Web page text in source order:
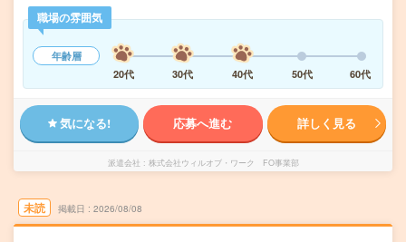
職場の雰囲気
年齢層
20代
30代 40代 50代 60代
気になる! 応募へ進む 詳しく見る
派遣会社 株式会社ウィルオブ・ワーク FO事業部
未読 掲載日 2026/08/08